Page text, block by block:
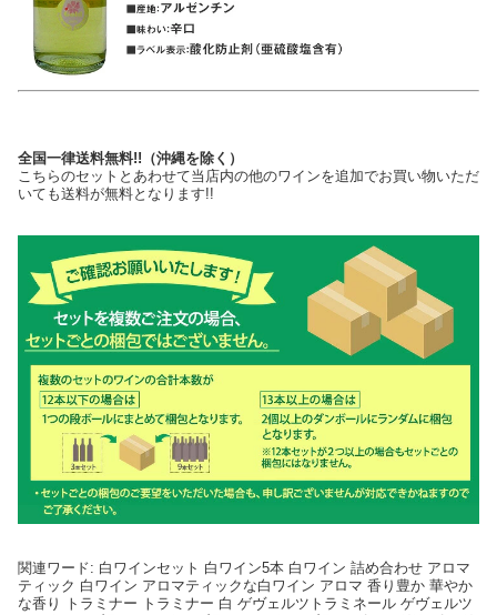
全国一律送料無料!!（沖縄を除く）
こちらのセットとあわせて当店内の他のワインを追加でお買い物いただ
いても送料が無料となります!!
関連ワード: 白ワインセット 白ワイン5本 白ワイン 詰め合わせ アロマ
ティック 白ワイン アロマティックな白ワイン アロマ 香り豊か 華やか
な香り トラミナー トラミナー 白 ゲヴェルツトラミネール ゲヴェルツ